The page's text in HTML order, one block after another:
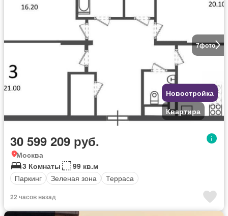
7фото
Новостройка
Квартира
30 599 209 руб.
Москва
3 Комнаты
99 кв.м
Паркинг
Зеленая зона Терраса
22 часов назад